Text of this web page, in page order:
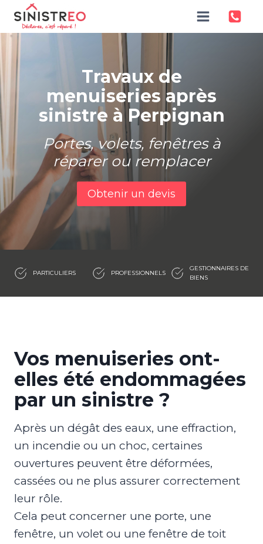
contenu
Travaux de
menuiseries après
sinistre à Perpignan
Portes, volets, fenêtres à
réparer ou remplacer
Obtenir un devis
PARTICULIERS PROFESSIONNELS
GESTIONNAIRES DE
BIENS
Vos menuiseries ont-
elles été endommagées
par un sinistre ?
Après un dégât des eaux, une effraction,
un incendie ou un choc, certaines
ouvertures peuvent être déformées,
cassées ou ne plus assurer correctement
leur rôle.
Cela peut concerner une porte, une
fenêtre, un volet ou une fenêtre de toit